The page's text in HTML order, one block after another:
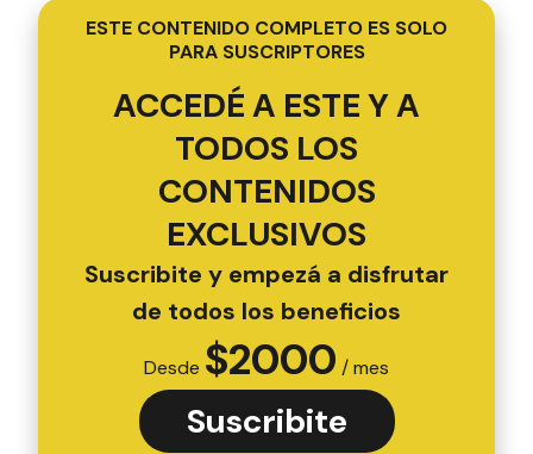
ESTE CONTENIDO COMPLETO ES SOLO
PARA SUSCRIPTORES
ACCEDÉ A ESTE Y A
TODOS LOS
CONTENIDOS
EXCLUSIVOS
Suscribite y empezá a disfrutar
de todos los beneficios
Desde $2000 / mes
Suscribite